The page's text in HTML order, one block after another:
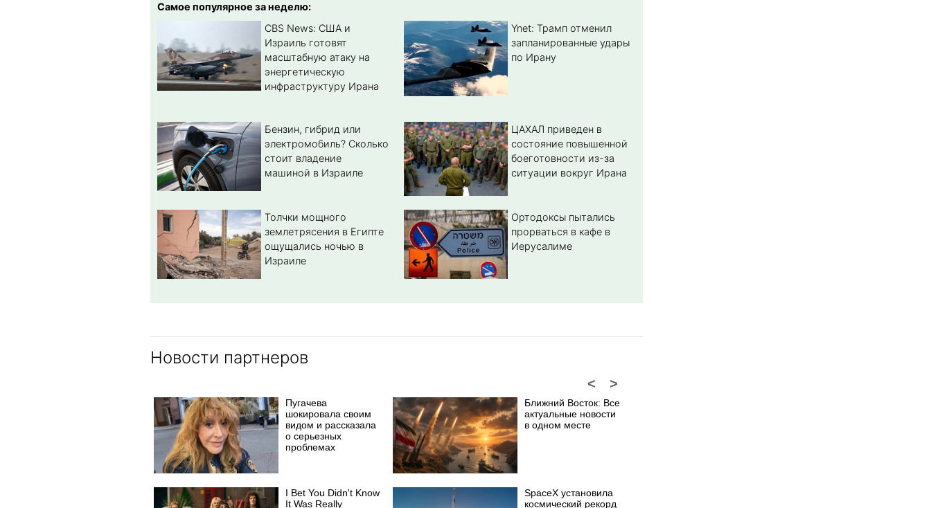
Самое популярное за неделю:
CBS News: США и
Израиль готовят
масштабную атаку на
энергетическую
инфраструктуру Ирана
Ynet: Трамп отменил
запланированные удары
по Ирану
Бензин, гибрид или
электромобиль? Cколько
стоит владение
машиной в Израиле
ЦАХАЛ приведен в
состояние повышенной
боеготовности из-за
ситуации вокруг Ирана
Толчки мощного
землетрясения в Египте
ощущались ночью в
Израиле
Ортодоксы пытались
прорваться в кафе в
Иерусалиме
Новости партнеров
>
<
Пугачева
шокировала своим
видом и рассказала
о серьезных
проблемах
Ближний Восток: Все
актуальные новости
в одном месте
I Bet You Didn't Know
It Was Really
SpaceX установила
космический рекорд